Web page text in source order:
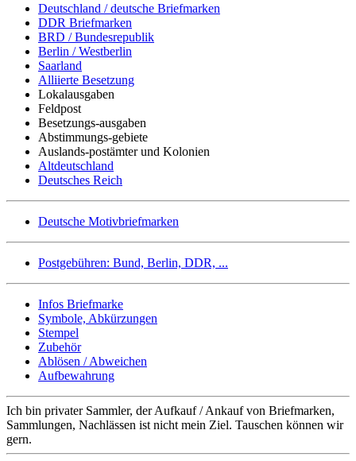
Deutschland / deutsche Briefmarken
DDR Briefmarken
BRD / Bundesrepublik
Berlin / Westberlin
Saarland
Alliierte Besetzung
Lokalausgaben
Feldpost
Besetzungs-ausgaben
Abstimmungs-gebiete
Auslands-postämter und Kolonien
Altdeutschland
Deutsches Reich
Deutsche Motivbriefmarken
Postgebühren: Bund, Berlin, DDR, ...
Infos Briefmarke
Symbole, Abkürzungen
Stempel
Zubehör
Ablösen / Abweichen
Aufbewahrung
Ich bin privater Sammler, der Aufkauf / Ankauf von Briefmarken,
Sammlungen, Nachlässen ist nicht mein Ziel. Tauschen können wir
gern.